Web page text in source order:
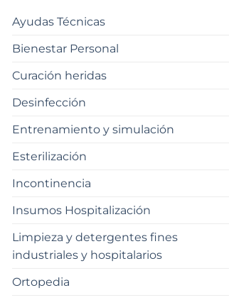
Ayudas Técnicas
Bienestar Personal
Curación heridas
Desinfección
Entrenamiento y simulación
Esterilización
Incontinencia
Insumos Hospitalización
Limpieza y detergentes fines
industriales y hospitalarios
Ortopedia